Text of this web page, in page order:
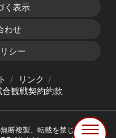
く表示
わせ
シー
リンク
合観戦契約約款
断複製、転載を禁じます。